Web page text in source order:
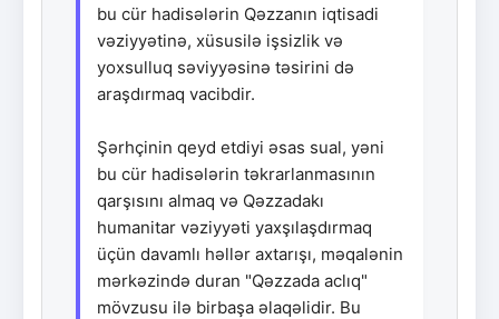
bu cür hadisələrin Qəzzanın iqtisadi
vəziyyətinə, xüsusilə işsizlik və
yoxsulluq səviyyəsinə təsirini də
araşdırmaq vacibdir.
Şərhçinin qeyd etdiyi əsas sual, yəni
bu cür hadisələrin təkrarlanmasının
qarşısını almaq və Qəzzadakı
humanitar vəziyyəti yaxşılaşdırmaq
üçün davamlı həllər axtarışı, məqalənin
mərkəzində duran "Qəzzada aclıq"
mövzusu ilə birbaşa əlaqəlidir. Bu